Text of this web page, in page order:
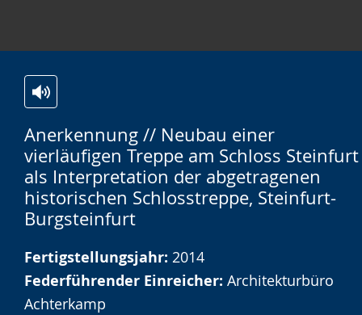
Anerkennung // Neubau einer
vierläufigen Treppe am Schloss Steinfurt
als Interpretation der abgetragenen
historischen Schlosstreppe, Steinfurt-
Burgsteinfurt
Leichten
Sprache
wechseln.
Audio-
Unterstützung.
Video
in
Deutscher
Gebärdensprache
angezeigt.
Fertigstellungsjahr: 2014
Federführender Einreicher: Architekturbüro
Achterkamp